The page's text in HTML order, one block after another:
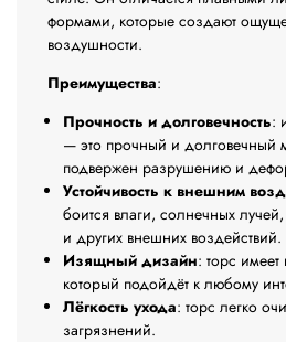
формами, которые создают
воздушности.
Преимущества:
Прочность и долговечность:
— это прочный и долговечный
подвержен разрушению и
Устойчивость к внешним
боится влаги, солнечных
и других внешних воздействий.
Изящный дизайн: торс
который подойдёт к любому
Лёгкость ухода: торс легко
загрязнений.